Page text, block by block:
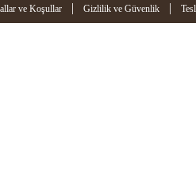
ve Koşullar | Gizlilik ve Güvenlik |